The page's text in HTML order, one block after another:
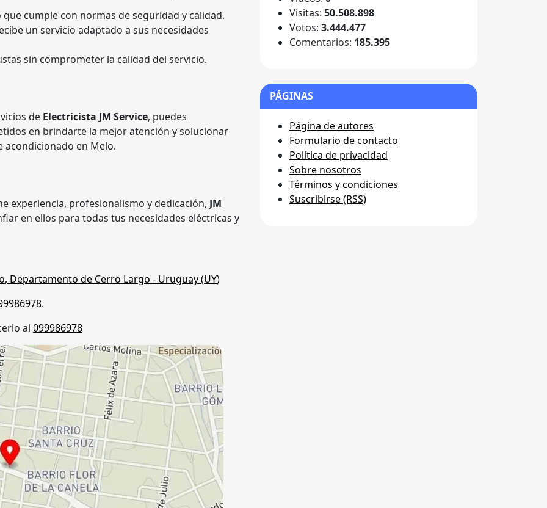
cumple con normas de seguridad y calidad.
un servicio adaptado a sus necesidades
sin comprometer la calidad del servicio.
de Electricista JM Service, puedes
en brindarte la mejor atención y solucionar
en Melo.
experiencia, profesionalismo y dedicación, JM
en ellos para todas tus necesidades eléctricas y
, Departamento de Cerro Largo - Uruguay (UY)
.
al 099986978
Visitas: 50.508.898
Votos: 3.444.477
Comentarios: 185.395
PÁGINAS
Página de autores
Formulario de contacto
Política de privacidad
Sobre nosotros
Términos y condiciones
Suscribirse (RSS)